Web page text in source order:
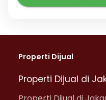
Properti Dijual
Properti Dijual di